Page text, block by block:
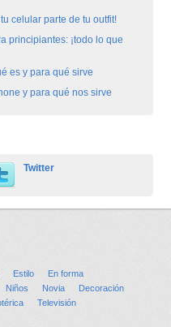
celular parte de tu outfit!
principiantes: ¡todo lo que
es y para qué sirve
y para qué nos sirve
Twitter
Estilo
En forma
Niños Novia
Decoración
Televisión